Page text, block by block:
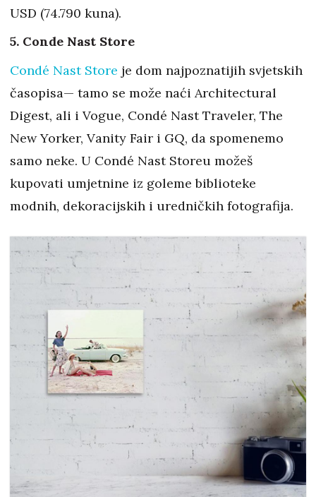
USD (74.790 kuna).
5. Conde Nast Store
Condé Nast Store je dom najpoznatijih svjetskih
časopisa— tamo se može naći Architectural
Digest, ali i Vogue, Condé Nast Traveler, The
New Yorker, Vanity Fair i GQ, da spomenemo
samo neke. U Condé Nast Storeu možeš
kupovati umjetnine iz goleme biblioteke
modnih, dekoracijskih i uredničkih fotografija.